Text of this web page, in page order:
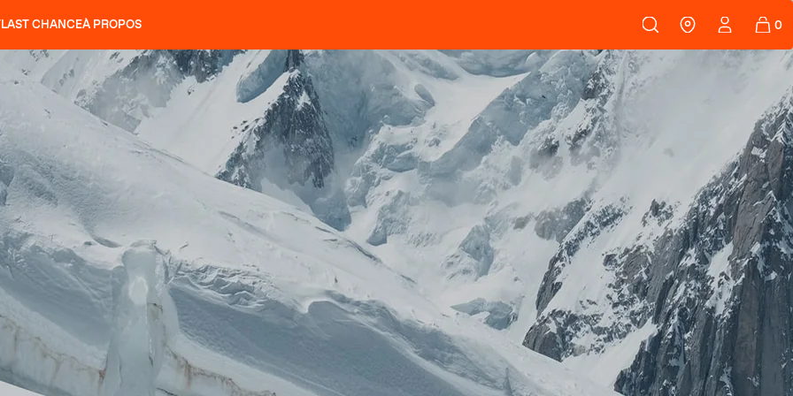
104 LITE
SLAP 112
SLAP 92 SLAP 92
UBAC 102 UBAC 108
COUTEAUX
PEAUX
LAST CHANCEÀ PROPOS
RECHERCHER